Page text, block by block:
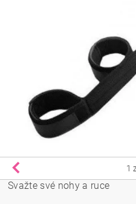
1
Svažte své nohy a ruce